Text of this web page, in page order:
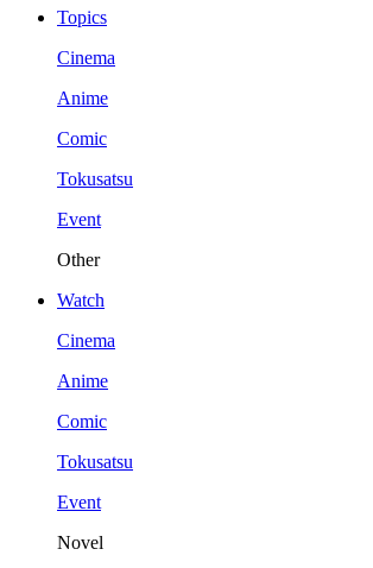
Topics
Cinema
Anime
Comic
Tokusatsu
Event
Other
Watch
Cinema
Anime
Comic
Tokusatsu
Event
Novel